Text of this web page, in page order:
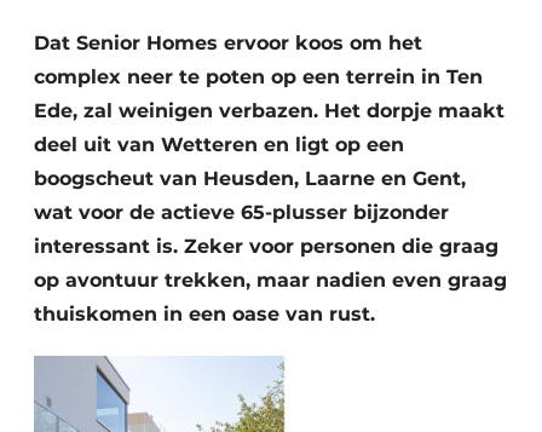
Privacy / Cookie statement
Vacature aanmelden
Vacatures
Video’s
Laboratoria
Dat Senior Homes ervoor koos om het
complex neer te poten op een terrein in Ten
Ede, zal weinigen verbazen. Het dorpje maakt
deel uit van Wetteren en ligt op een
boogscheut van Heusden, Laarne en Gent,
wat voor de actieve 65-plusser bijzonder
interessant is. Zeker voor personen die graag
op avontuur trekken, maar nadien even graag
thuiskomen in een oase van rust.